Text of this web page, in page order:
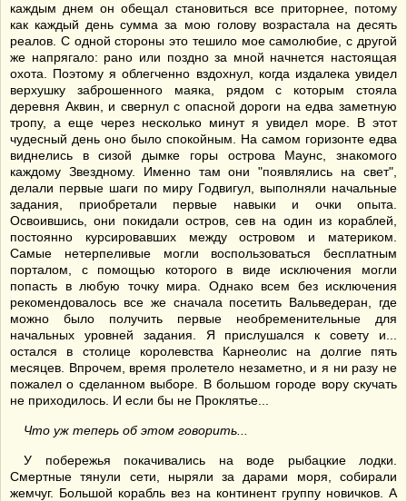
каждым днем он обещал становиться все приторнее, потому
как каждый день сумма за мою голову возрастала на десять
реалов. С одной стороны это тешило мое самолюбие, с другой
же напрягало: рано или поздно за мной начнется настоящая
охота. Поэтому я облегченно вздохнул, когда издалека увидел
верхушку заброшенного маяка, рядом с которым стояла
деревня Аквин, и свернул с опасной дороги на едва заметную
тропу, а еще через несколько минут я увидел море. В этот
чудесный день оно было спокойным. На самом горизонте едва
виднелись в сизой дымке горы острова Маунс, знакомого
каждому Звездному. Именно там они "появлялись на свет",
делали первые шаги по миру Годвигул, выполняли начальные
задания, приобретали первые навыки и очки опыта.
Освоившись, они покидали остров, сев на один из кораблей,
постоянно курсировавших между островом и материком.
Самые нетерпеливые могли воспользоваться бесплатным
порталом, с помощью которого в виде исключения могли
попасть в любую точку мира. Однако всем без исключения
рекомендовалось все же сначала посетить Вальведеран, где
можно было получить первые необременительные для
начальных уровней задания. Я прислушался к совету и...
остался в столице королевства Карнеолис на долгие пять
месяцев. Впрочем, время пролетело незаметно, и я ни разу не
пожалел о сделанном выборе. В большом городе вору скучать
не приходилось. И если бы не Проклятье...
Что уж теперь об этом говорить...
У побережья покачивались на воде рыбацкие лодки.
Смертные тянули сети, ныряли за дарами моря, собирали
жемчуг. Большой корабль вез на континент группу новичков. А